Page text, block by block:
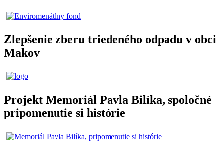
Zlepšenie zberu triedeného odpadu v obci
Makov
Projekt Memoriál Pavla Bilíka, spoločné
pripomenutie si histórie